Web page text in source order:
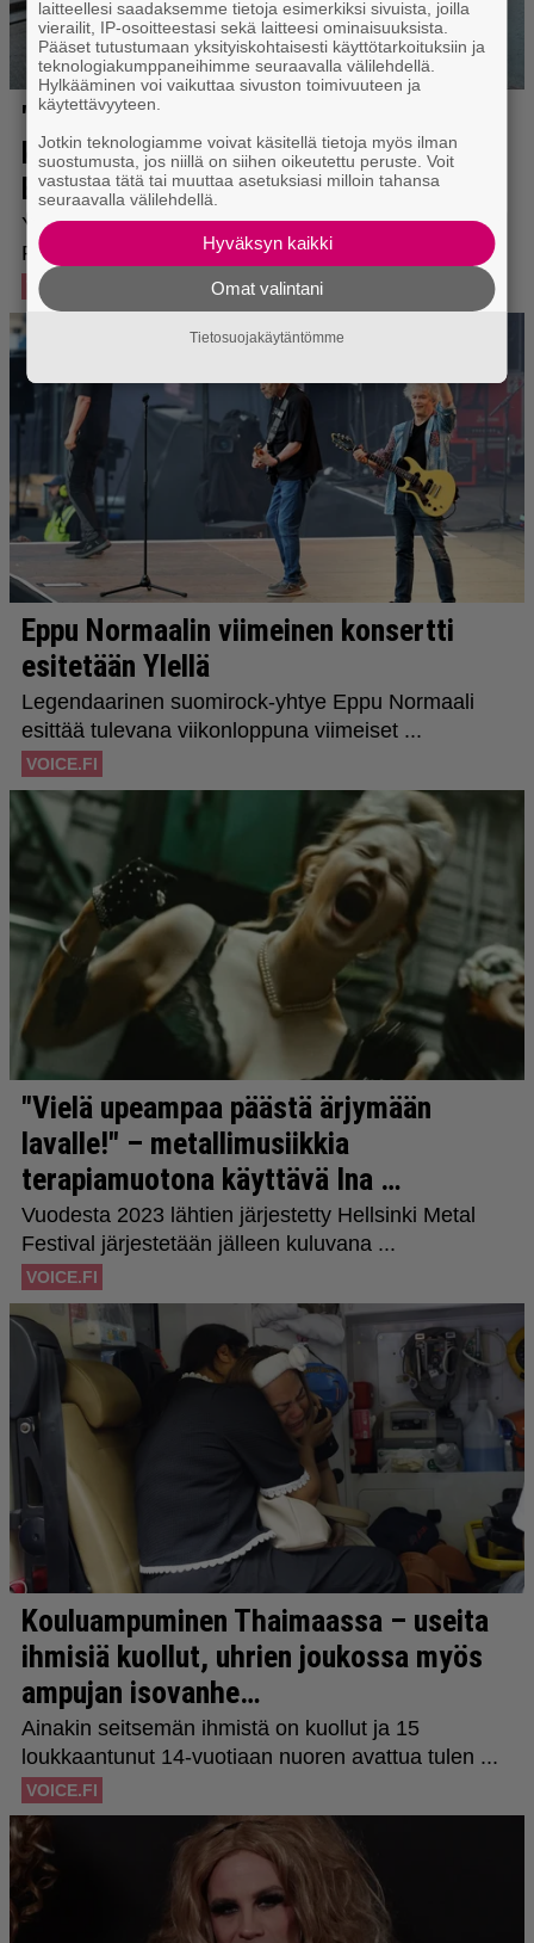
laitteellesi saadaksemme tietoja esimerkiksi sivuista, joilla
vierailit, IP-osoitteestasi sekä laitteesi ominaisuuksista.
Pääset tutustumaan yksityiskohtaisesti käyttötarkoituksiin ja
teknologiakumppaneihimme seuraavalla välilehdellä.
Hylkääminen voi vaikuttaa sivuston toimivuuteen ja
käytettävyyteen.
Jotkin teknologiamme voivat käsitellä tietoja myös ilman
suostumusta, jos niillä on siihen oikeutettu peruste. Voit
vastustaa tätä tai muuttaa asetuksiasi milloin tahansa
seuraavalla välilehdellä.
Hyväksyn kaikki
Omat valintani
Tietosuojakäytäntömme